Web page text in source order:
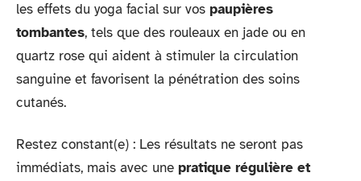
les effets du yoga facial sur vos paupières
tombantes, tels que des rouleaux en jade ou en
quartz rose qui aident à stimuler la circulation
sanguine et favorisent la pénétration des soins
cutanés.
Restez constant(e) : Les résultats ne seront pas
immédiats, mais avec une pratique régulière et